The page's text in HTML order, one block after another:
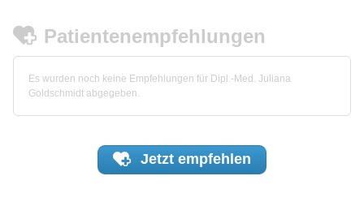
Patientenempfehlungen
Es wurden noch keine Empfehlungen für Dipl.-Med. Juliana
Goldschmidt abgegeben.
Jetzt empfehlen